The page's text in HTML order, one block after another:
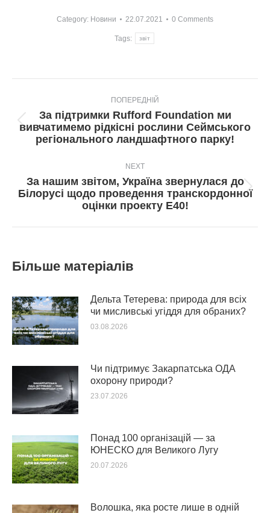
Category: Новини 22.07.2021 0 Comments
Tags: звіт
ПОПЕРЕДНІЙ
Попередній
пост:
За підтримки Rufford Foundation ми
вивчатимемо рідкісні рослини Сеймського
регіонального ландшафтного парку!
NEXT
Next
post:
За нашим звітом, Україна звернулася до
Білорусі щодо проведення транскордонної
оцінки проекту Е40!
Більше матеріалів
Дельта Тетерева: природа для всіх
чи мисливські угіддя для обраних?
03.08.2026
Чи підтримує Закарпатська ОДА
охорону природи?
23.07.2026
Понад 100 організацій — за
ЮНЕСКО для Великого Лугу
20.07.2026
Волошка, яка росте лише в одній